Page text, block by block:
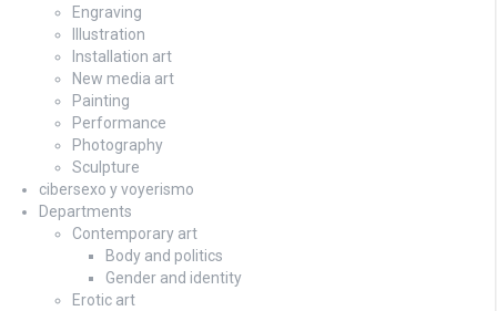
Engraving
Illustration
Installation art
New media art
Painting
Performance
Photography
Sculpture
cibersexo y voyerismo
Departments
Contemporary art
Body and politics
Gender and identity
Erotic art